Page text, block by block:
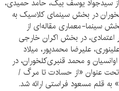
از سیدجواد یوسف بیک، حامد حمیدی،
در بخش سینمای کلاسیک به
سینما-معماری مقاله‌ای از
اعتمادی، در بخش اکران خارجی
علیرضا محمدپور، میلاد
و محمد قنبری‌کلخوران، در
عنوان «از حسادت تا مرگ /
به قلم مسعود فراستی ارائه شد.